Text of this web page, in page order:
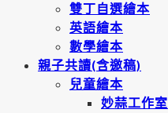
雙丁自選繪本
英語繪本
數學繪本
親子共讀(含邀稿)
兒童繪本
妙蒜工作室